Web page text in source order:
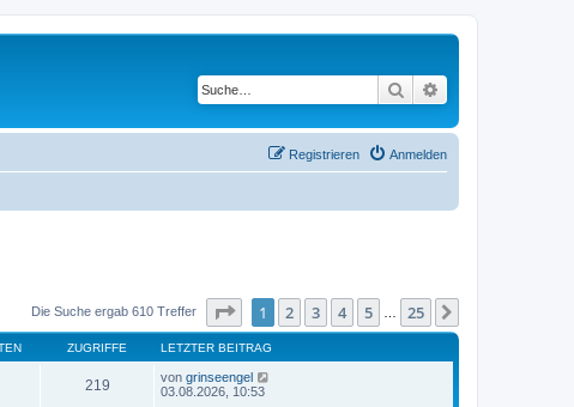
Suche
Anmelden
Registrieren
Die Suche ergab 610 Treffer Seite von25
1 2 3 4 5 25
ZUGRIFFE LETZTER BEITRAG
219 von grinseengel
03.08.2026, 10:53